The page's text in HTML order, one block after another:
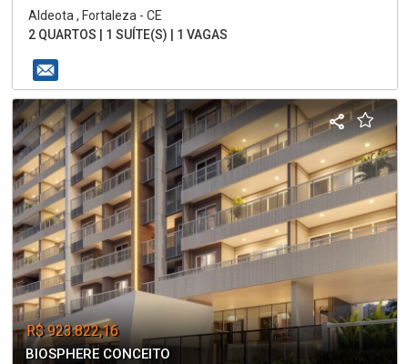
Aldeota , Fortaleza - CE
2 QUARTOS | 1 SUÍTE(S) | 1 VAGAS
R$ 923.822,16
BIOSPHERE CONCEITO